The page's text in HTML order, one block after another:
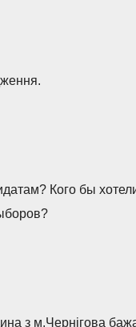
Кого бы
з м.Чернігова